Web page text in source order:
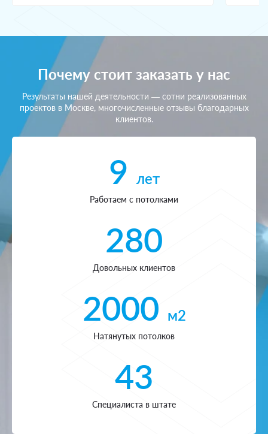
Почему стоит заказать у нас
Результаты нашей деятельности — сотни реализованных
проектов в Москве, многочисленные отзывы благодарных
клиентов.
9 лет
Работаем с потолками
280
Довольных клиентов
2000 м2
Натянутых потолков
43
Специалиста в штате